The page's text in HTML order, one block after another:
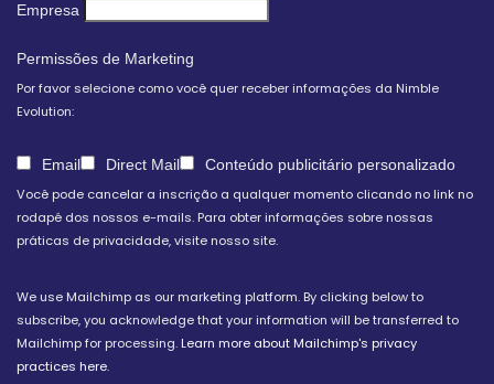
Empresa
Permissões de Marketing
Por favor selecione como você quer receber informações da Nimble
Evolution:
Email Direct Mail
Conteúdo publicitário personalizado
Você pode cancelar a inscrição a qualquer momento clicando no link no
rodapé dos nossos e-mails. Para obter informações sobre nossas
práticas de privacidade, visite nosso site.
We use Mailchimp as our marketing platform. By clicking below to
subscribe, you acknowledge that your information will be transferred to
Mailchimp for processing.Learn more about Mailchimp's privacy
practices here.